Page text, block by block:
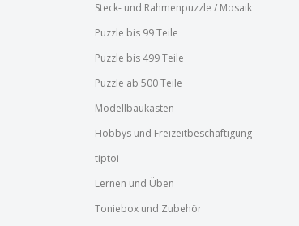
Steck- und Rahmenpuzzle / Mosaik
Puzzle bis 99 Teile
Puzzle bis 499 Teile
Puzzle ab 500 Teile
Modellbaukasten
Hobbys und Freizeitbeschäftigung
tiptoi
Lernen und Üben
Toniebox und Zubehör